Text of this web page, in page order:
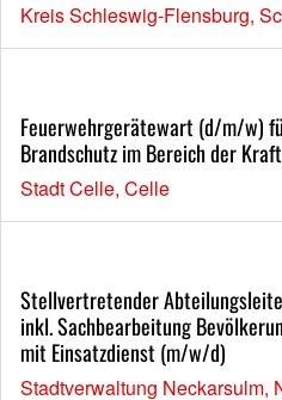
Kreis Schleswig-Flensburg,
Feuerwehrgerätewart (d/m/w)
Brandschutz im Bereich der
Stadt Celle, Celle
Stellvertretender
inkl. Sachbearbeitung
mit Einsatzdienst (m/w/d)
Stadtverwaltung Neckarsulm,